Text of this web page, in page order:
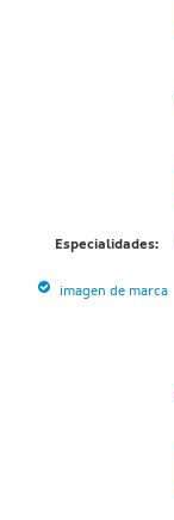
Especialidades:
imagen de marca